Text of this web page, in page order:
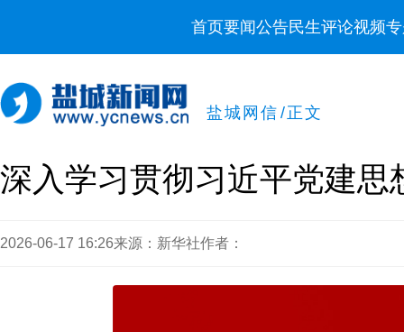
首页要闻公告民生评论视频
盐城网信 /正文
深入学习贯彻习近平党建思
2026-06-17 16:26来源：新华社作者：